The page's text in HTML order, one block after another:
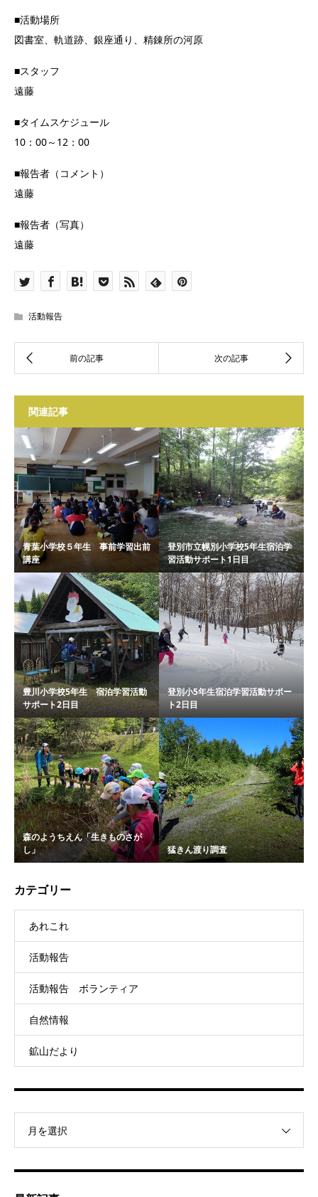
■活動場所
図書室、軌道跡、銀座通り、精錬所の河原
■スタッフ
遠藤
■タイムスケジュール
10：00～12：00
■報告者（コメント）
遠藤
■報告者（写真）
遠藤
活動報告
関連記事
青葉小学校５年生 事前学習出前
講座
登別市立幌別小学校5年生宿泊学
習活動サポート1日目
豊川小学校5年生 宿泊学習活動
サポート2日目
登別小5年生宿泊学習活動サポー
ト2日目
森のようちえん「生きものさが
し」
猛きん渡り調査
カテゴリー
あれこれ
活動報告
活動報告 ボランティア
自然情報
鉱山だより
月を選択